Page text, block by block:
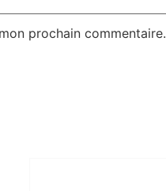
prochain commentaire.